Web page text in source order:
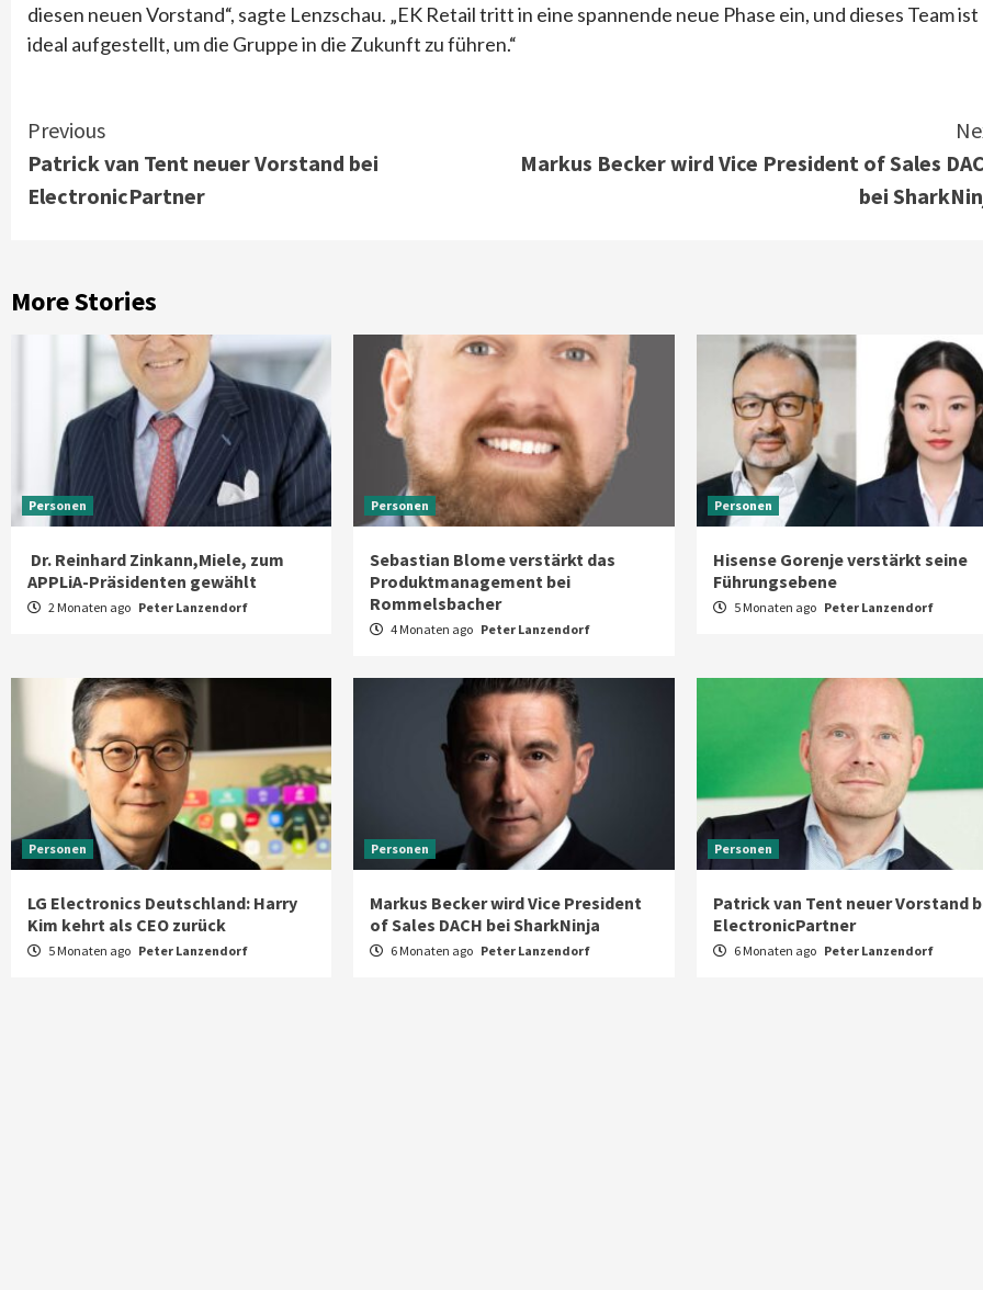
diesen neuen Vorstand“, sagte Lenzschau. „EK Retail tritt in eine spannende neue Phase ein, und dieses Team ist
ideal aufgestellt, um die Gruppe in die Zukunft zu führen.“
Continue
Reading
Previous
Patrick van Tent neuer Vorstand bei
ElectronicPartner
Markus Becker wird Vice President of Sales
bei
More Stories
Personen
Dr. Reinhard Zinkann,Miele, zum
APPLiA-Präsidenten gewählt
2 Monaten ago Peter Lanzendorf
Personen
Sebastian Blome verstärkt das
Produktmanagement bei
Rommelsbacher
4 Monaten ago Peter Lanzendorf
Personen
Hisense Gorenje verstärkt seine
Führungsebene
5 Monaten ago Peter Lanzendorf
Personen
LG Electronics Deutschland: Harry
Kim kehrt als CEO zurück
5 Monaten ago Peter Lanzendorf
Personen
Markus Becker wird Vice President
of Sales DACH bei SharkNinja
6 Monaten ago Peter Lanzendorf
Personen
Patrick van Tent neuer Vorstand
ElectronicPartner
6 Monaten ago Peter Lanzendorf